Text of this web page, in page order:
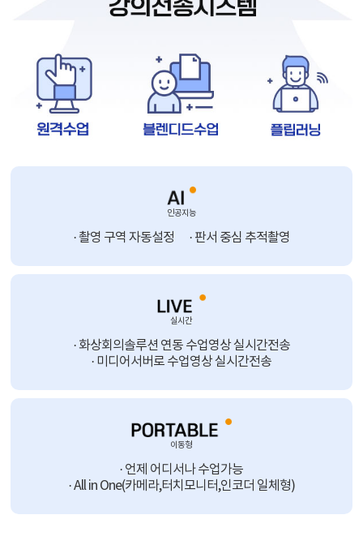
인공지능
· 촬영 구역 자동설정 · 판서 중심 추적촬영
실시간
· 화상회의솔루션 연동 수업영상 실시간전송
· 미디어서버로 수업영상 실시간전송
이동형
· 언제 어디서나 수업가능
· All in One(카메라,터치모니터,인코더 일체형)